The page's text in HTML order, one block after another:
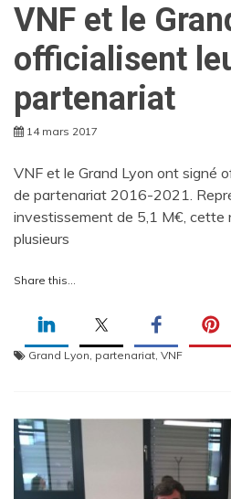
VNF et le
officialisent
partenariat
14 mars 2017
VNF et le Grand Lyon ont signé
de partenariat 2016-2021.
investissement de 5,1 M€, cette
plusieurs
Share this...
Grand Lyon, partenariat, VNF